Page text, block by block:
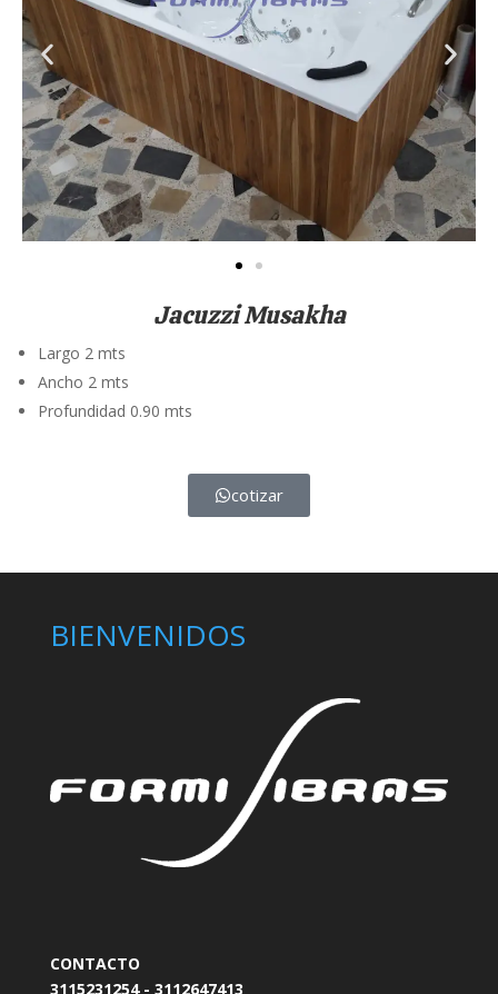
Jacuzzi Musakha
Largo 2 mts
Ancho 2 mts
Profundidad 0.90 mts
cotizar
BIENVENIDOS
CONTACTO
3115231254 - 3112647413